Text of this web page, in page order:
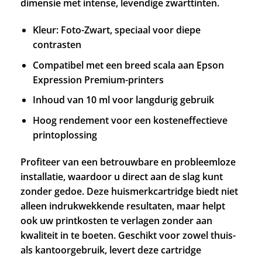
dimensie met intense, levendige zwarttinten.
Kleur: Foto-Zwart, speciaal voor diepe
contrasten
Compatibel met een breed scala aan Epson
Expression Premium-printers
Inhoud van 10 ml voor langdurig gebruik
Hoog rendement voor een kosteneffectieve
printoplossing
Profiteer van een betrouwbare en probleemloze
installatie, waardoor u direct aan de slag kunt
zonder gedoe. Deze huismerkcartridge biedt niet
alleen indrukwekkende resultaten, maar helpt
ook uw printkosten te verlagen zonder aan
kwaliteit in te boeten. Geschikt voor zowel thuis-
als kantoorgebruik, levert deze cartridge